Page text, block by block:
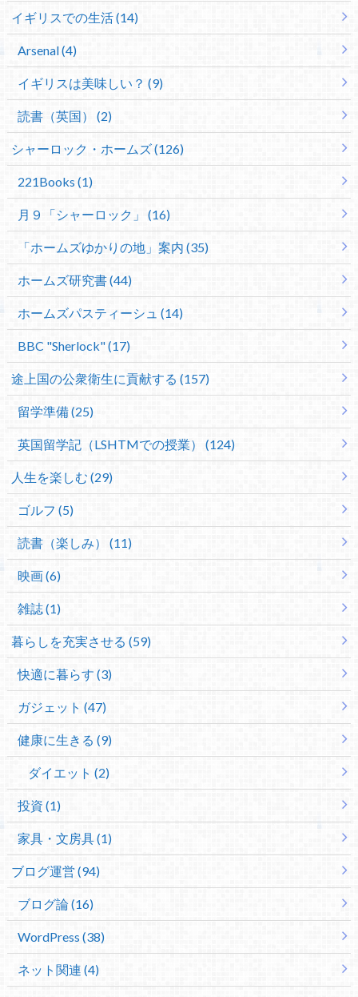
イギリスでの生活 (14)
Arsenal (4)
イギリスは美味しい？ (9)
読書（英国） (2)
シャーロック・ホームズ (126)
221Books (1)
月９「シャーロック」 (16)
「ホームズゆかりの地」案内 (35)
ホームズ研究書 (44)
ホームズパスティーシュ (14)
BBC "Sherlock" (17)
途上国の公衆衛生に貢献する (157)
留学準備 (25)
英国留学記（LSHTMでの授業） (124)
人生を楽しむ (29)
ゴルフ (5)
読書（楽しみ） (11)
映画 (6)
雑誌 (1)
暮らしを充実させる (59)
快適に暮らす (3)
ガジェット (47)
健康に生きる (9)
ダイエット (2)
投資 (1)
家具・文房具 (1)
ブログ運営 (94)
ブログ論 (16)
WordPress (38)
ネット関連 (4)